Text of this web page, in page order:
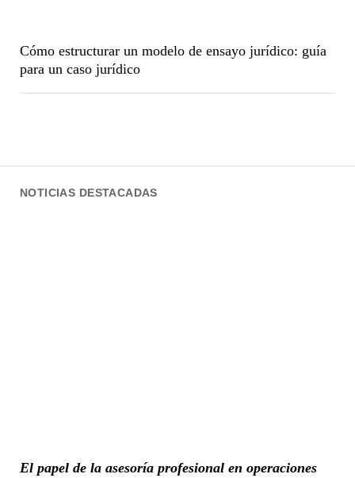
NOTICIAS DESTACADAS
El papel de la asesoría profesional en operaciones
Cómo estructurar un modelo de ensayo jurídico: guía
para un caso jurídico